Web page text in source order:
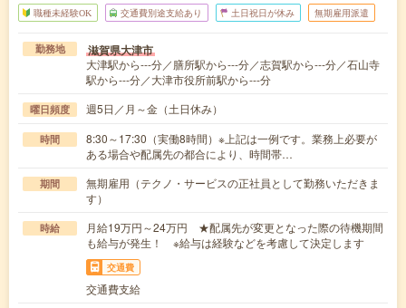
職種未経験OK 交通費別途支給あり 土日祝日が休み 無期雇用派遣
勤務地 滋賀県大津市
大津駅から---分／膳所駅から---分／志賀駅から---分／石山寺
駅から---分／大津市役所前駅から---分
曜日頻度 週5日／月～金（土日休み）
時間
8:30～17:30（実働8時間）※上記は一例です。業務上必要が
ある場合や配属先の都合により、時間帯…
期間
無期雇用（テクノ・サービスの正社員として勤務いただきま
す）
時給
月給19万円～24万円 ★配属先が変更となった際の待機期間
も給与が発生！ ※給与は経験などを考慮して決定します
交通費
交通費支給